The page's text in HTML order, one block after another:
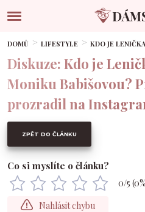
DOMŮ LIFESTYLE KDO JE
Diskuze: Kdo je
Moniku Babišovou?
prozradil na
ZPĚT DO ČLÁNKU
Co si myslíte o článku?
0/5 (0
Nahlásit chybu